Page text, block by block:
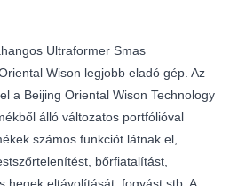
Ultraformer Smas
Wison legjobb eladó gép. Az
a Beijing Oriental Wison Technology
álló változatos portfólióval
számos funkciót látnak el,
bőrfiatalítást,
hegek eltávolítását, fogyást stb. A